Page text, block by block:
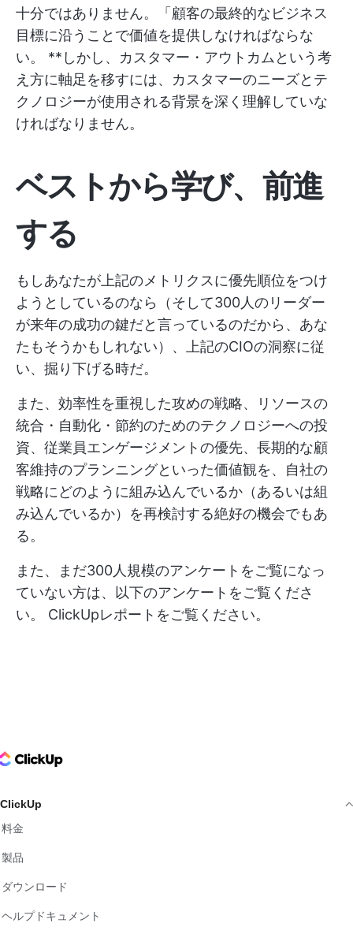
十分ではありません。「顧客の最終的なビジネス
目標に沿うことで価値を提供しなければならな
い。 **しかし、カスタマー・アウトカムという考
え方に軸足を移すには、カスタマーのニーズとテ
クノロジーが使用される背景を深く理解していな
ければなりません。
ベストから学び、前進
する
もしあなたが上記のメトリクスに優先順位をつけ
ようとしているのなら（そして300人のリーダー
が来年の成功の鍵だと言っているのだから、あな
たもそうかもしれない）、上記のCIOの洞察に従
い、掘り下げる時だ。
また、効率性を重視した攻めの戦略、リソースの
統合・自動化・節約のためのテクノロジーへの投
資、従業員エンゲージメントの優先、長期的な顧
客維持のプランニングといった価値観を、自社の
戦略にどのように組み込んでいるか（あるいは組
み込んでいるか）を再検討する絶好の機会でもあ
る。
また、まだ300人規模のアンケートをご覧になっ
ていない方は、以下のアンケートをご覧くださ
い。 ClickUpレポートをご覧ください。
Logo
ClickUp
料金
製品
ダウンロード
ヘルプドキュメント